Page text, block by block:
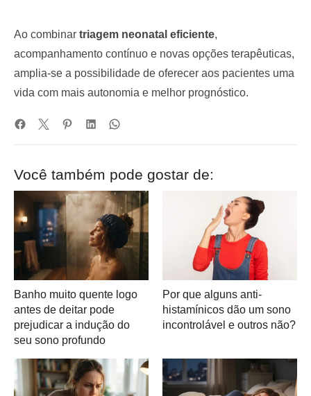
Ao combinar triagem neonatal eficiente,
acompanhamento contínuo e novas opções terapêuticas,
amplia-se a possibilidade de oferecer aos pacientes uma
vida com mais autonomia e melhor prognóstico.
Você também pode gostar de:
Banho muito quente logo
antes de deitar pode
prejudicar a indução do
seu sono profundo
Por que alguns anti-
histamínicos dão um sono
incontrolável e outros não?